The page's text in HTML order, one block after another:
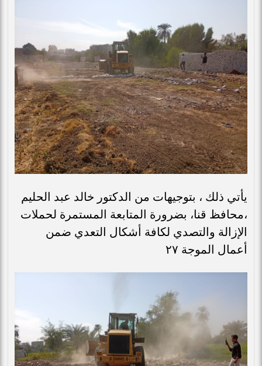
يأتي ذلك ، بتوجيهات من الدكتور خالد عبد الحليم
،محافظ قنا، بضرورة المتابعة المستمرة لحملات
الإزالة والتصدي لكافة أشكال التعدي ضمن
أعمال الموجة ٢٧